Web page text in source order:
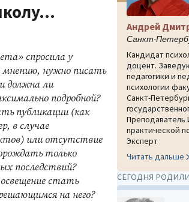
спросила у
мнению, нужно писать
должна ли
подробной?
публикации (как
в случае
или отсутствие
только
последствий?
стать
на него?
Андрей
Санкт-
Кандидат
доцент.
педагогики и
психологии
Санкт-
Преподаватель
практической
Эксперт
Читать дальше
СЕГОДНЯ